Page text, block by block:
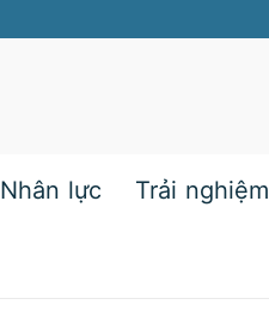
Nhân lực Trải nghiệm